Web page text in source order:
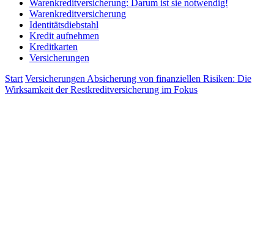
Warenkreditversicherung: Darum ist sie notwendig!
Warenkreditversicherung
Identitätsdiebstahl
Kredit aufnehmen
Kreditkarten
Versicherungen
Start Versicherungen Absicherung von finanziellen Risiken: Die
Wirksamkeit der Restkreditversicherung im Fokus